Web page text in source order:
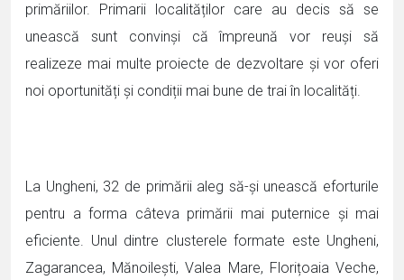
primăriilor. Primarii localităților care au decis să se
unească sunt convinși că împreună vor reuși să
realizeze mai multe proiecte de dezvoltare și vor oferi
noi oportunități și condiții mai bune de trai în localități.
La Ungheni, 32 de primării aleg să-și unească eforturile
pentru a forma câteva primării mai puternice și mai
eficiente. Unul dintre clusterele formate este Ungheni,
Zagarancea, Mănoilești, Valea Mare, Florițoaia Veche,